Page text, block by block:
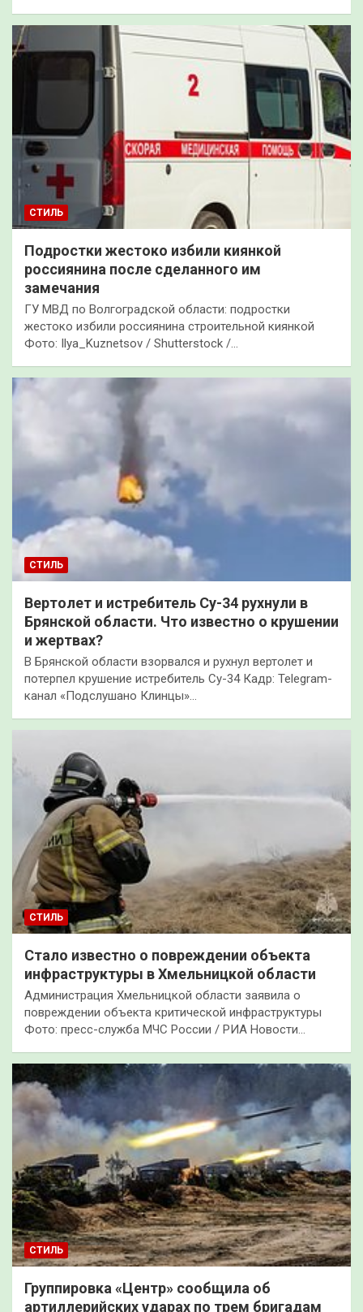
СТИЛЬ
Подростки жестоко избили киянкой
россиянина после сделанного им
замечания
ГУ МВД по Волгоградской области: подростки
жестоко избили россиянина строительной киянкой
Фото: Ilya_Kuznetsov / Shutterstock /…
СТИЛЬ
Вертолет и истребитель Су-34 рухнули в
Брянской области. Что известно о крушении
и жертвах?
В Брянской области взорвался и рухнул вертолет и
потерпел крушение истребитель Су-34 Кадр: Telegram-
канал «Подслушано Клинцы»…
СТИЛЬ
Стало известно о повреждении объекта
инфраструктуры в Хмельницкой области
Администрация Хмельницкой области заявила о
повреждении объекта критической инфраструктуры
Фото: пресс-служба МЧС России / РИА Новости…
СТИЛЬ
Группировка «Центр» сообщила об
артиллерийских ударах по трем бригадам